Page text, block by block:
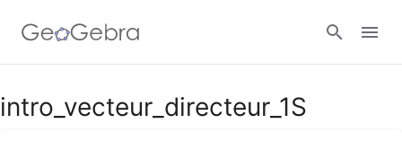
Google Classroom
intro_vecteur_directeur_1S